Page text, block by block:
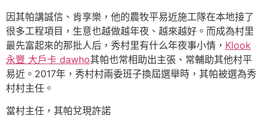
因其帕講誠信、肯享樂，他的農牧平易近施工隊在本地接了
很多工程項目，生意也越做越年夜、越來越好。而成為村里
最先富起來的那批人后，秀村里有什么年夜事小情， Klook
永豐 大戶卡 dawho其帕也常相助出主張、常輔助其他村平
易近。2017年，秀村村兩委班子換屆選舉時，其帕被選為秀
村村主任。
當村主任，其帕兌現許諾